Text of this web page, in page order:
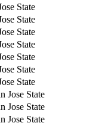
State
State
State
State
State
State
State
State
State
State